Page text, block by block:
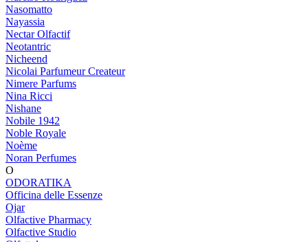
Nasomatto
Nayassia
Nectar Olfactif
Neotantric
Nicheend
Nicolai Parfumeur Createur
Nimere Parfums
Nina Ricci
Nishane
Nobile 1942
Noble Royale
Noème
Noran Perfumes
O
ODORATIKA
Officina delle Essenze
Ojar
Olfactive Pharmacy
Olfactive Studio